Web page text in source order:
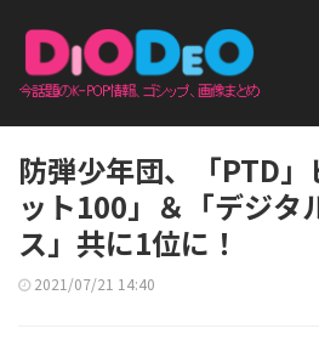
防弾少年団、「PTD
ット100」＆「デジタ
ス」共に1位に！
2021/07/21 14:40